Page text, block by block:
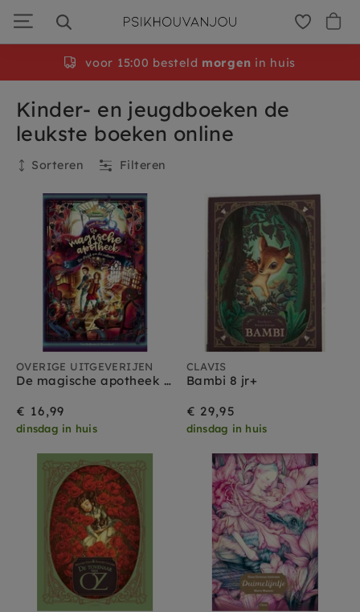
door
naar
Kinder- en jeugdboeken de
leukste boeken online
Sorteren Filteren
Huidige filters
Leeftijd:Tieners 10 jr+
Verwijder alles
Filteren
OVERIGE UITGEVERIJEN
De magische apotheek deel 3 10jr+
€ 16,99
dinsdag in huis
CLAVIS
Bambi 8 jr+
€ 29,95
dinsdag in huis
voor 15:00 besteld morgen in huis